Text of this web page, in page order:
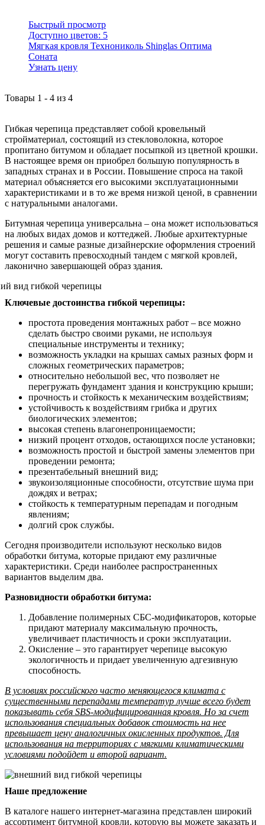
Быстрый просмотр
Доступно цветов: 5
Мягкая кровля Технониколь Shinglas Оптима
Соната
Узнать цену
Товары 1 - 4 из 4
Гибкая черепица представляет собой кровельный
стройматериал, состоящий из стекловолокна, которое
пропитано битумом и обладает посыпкой из цветной крошки.
В настоящее время он приобрел большую популярность в
западных странах и в России. Повышение спроса на такой
материал объясняется его высокими эксплуатационными
характеристиками и в то же время низкой ценой, в сравнении
с натуральными аналогами.
Битумная черепица универсальна – она может использоваться
на любых видах домов и коттеджей. Любые архитектурные
решения и самые разные дизайнерские оформления строений
могут составить превосходный тандем с мягкой кровлей,
лаконично завершающей образ здания.
Ключевые достоинства гибкой черепицы:
простота проведения монтажных работ – все можно
сделать быстро своими руками, не используя
специальные инструменты и технику;
возможность укладки на крышах самых разных форм и
сложных геометрических параметров;
относительно небольшой вес, что позволяет не
перегружать фундамент здания и конструкцию крыши;
прочность и стойкость к механическим воздействиям;
устойчивость к воздействиям грибка и других
биологических элементов;
высокая степень влагонепроницаемости;
низкий процент отходов, остающихся после установки;
возможность простой и быстрой замены элементов при
проведении ремонта;
презентабельный внешний вид;
звукоизоляционные способности, отсутствие шума при
дождях и ветрах;
стойкость к температурным перепадам и погодным
явлениям;
долгий срок службы.
Сегодня производители используют несколько видов
обработки битума, которые придают ему различные
характеристики. Среди наиболее распространенных
вариантов выделим два.
Разновидности обработки битума:
Добавление полимерных СБС-модификаторов, которые
придают материалу максимальную прочность,
увеличивает пластичность и сроки эксплуатации.
Окисление – это гарантирует черепице высокую
экологичность и придает увеличенную адгезивную
способность.
В условиях российского часто меняющегося климата с
существенными перепадами температур лучше всего будет
показывать себя SBS-модифицированная кровля. Но за счет
использования специальных добавок стоимость на нее
превышает цену аналогичных окисленных продуктов. Для
использования на территориях с мягкими климатическими
условиями подойдет и второй вариант.
Наше предложение
В каталоге нашего интернет-магазина представлен широкий
ассортимент битумной кровли, которую вы можете заказать и